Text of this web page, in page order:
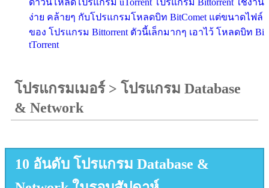
ดาวน์โหลดโปรแกรม uTorrent โปรแกรม Bittorrent ใช้งาน
ง่าย คล้ายๆ กับโปรแกรมโหลดบิท BitComet แต่ขนาดไฟล์
ของ โปรแกรม Bittorrent ตัวนี้เล็กมากๆ เอาไว้ โหลดบิท Bi
tTorrent
โปรแกรมเมอร์> โปรแกรม Database
& Network
10 อันดับ โปรแกรม Database &